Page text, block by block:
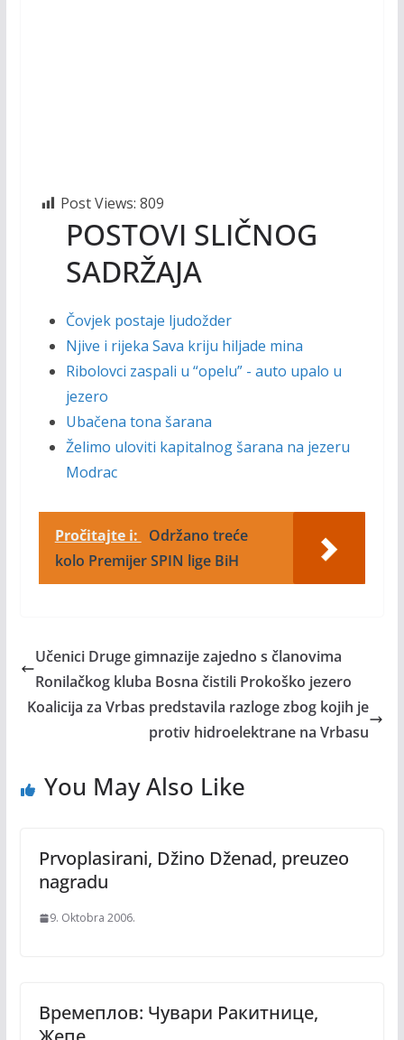
Post Views: 809
POSTOVI SLIČNOG
SADRŽAJA
Čovjek postaje ljudožder
Njive i rijeka Sava kriju hiljade mina
Ribolovci zaspali u “opelu” - auto upalo u
jezero
Ubačena tona šarana
Želimo uloviti kapitalnog šarana na jezeru
Modrac
Pročitajte i:
Održano treće
kolo Premijer SPIN lige BiH
Učenici Druge gimnazije zajedno s članovima
Ronilačkog kluba Bosna čistili Prokoško jezero
Koalicija za Vrbas predstavila razloge zbog kojih je
protiv hidroelektrane na Vrbasu
You May Also Like
Prvoplasirani, Džino Dženad, preuzeo
nagradu
9. Oktobra 2006.
Времеплов: Чувари Ракитнице,